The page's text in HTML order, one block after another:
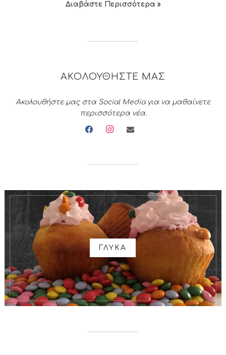
Διαβάστε Περισσότερα »
ΑΚΟΛΟΥΘΗΣΤΕ ΜΑΣ
Ακολουθήστε μας στα Social Media για να μαθαίνετε
περισσότερα νέα.
facebookinstagramenvelope
ΓΛΥΚΑ